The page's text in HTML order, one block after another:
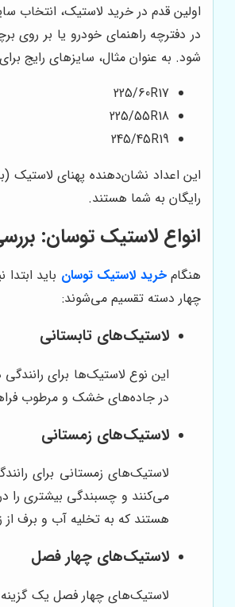
اولین قدم در خرید لاستیک،
در دفترچه راهنمای خودرو یا بر
شود. به عنوان مثال، سایزهای رایج
225/60R17
225/55R18
245/45R19
این اعداد نشان‌دهنده پهنای لاستیک
رایگان به شما هستند.
انواع لاستیک توسان:
هنگامخرید لاستیک توسان باید
چهار دسته تقسیم می‌شوند:
لاستیک‌های تابستانی
این نوع لاستیک‌ها برای
در جاده‌های خشک و مرطوب
لاستیک‌های زمستانی
لاستیک‌های زمستانی برای
می‌کنند و چسبندگی بیشتری را
هستند که به تخلیه آب و برف
لاستیک‌های چهار فصل
لاستیک‌های چهار فصل یک گزینه